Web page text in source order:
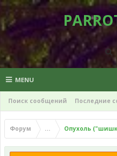
MENU
Поиск сообщений Последние
Форум ... Опухоль